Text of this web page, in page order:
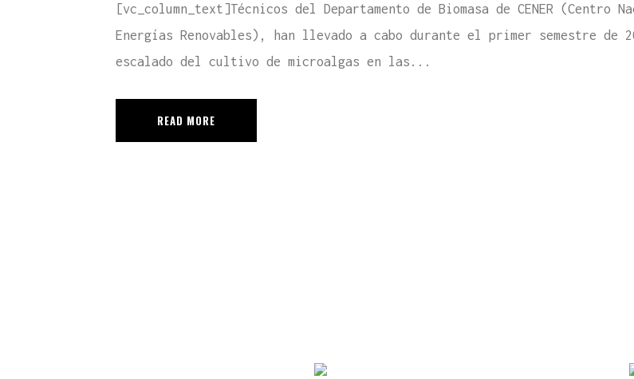
[vc_column_text]Técnicos del Departamento de Biomasa de CENER (Centro
Energías Renovables), han llevado a cabo durante el primer semestre de
escalado del cultivo de microalgas en las...
READ MORE
Síguenos